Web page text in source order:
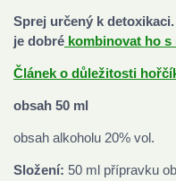
Sprej určený k
je dobré kombinovat ho s
Článek o důležitosti
obsah 50 ml
obsah alkoholu 20% vol.
Složení: 50 ml přípravku